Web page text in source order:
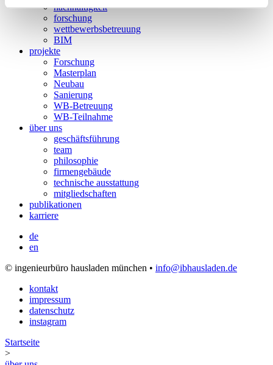
nachhaltigkeit
forschung
wettbewerbsbetreuung
BIM
projekte
Forschung
Masterplan
Neubau
Sanierung
WB-Betreuung
WB-Teilnahme
über uns
geschäftsführung
team
philosophie
firmengebäude
technische ausstattung
mitgliedschaften
publikationen
karriere
de
en
© ingenieurbüro hausladen münchen • info@ibhausladen.de
kontakt
impressum
datenschutz
instagram
Startseite
>